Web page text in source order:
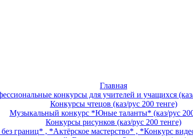
Главная
конкурсы для учителей и учащихся
Конкурсы чтецов (каз/рус 200 тенге)
Музыкальный конкурс *Юные таланты* (каз/рус
Конкурсы рисунков (каз/рус 200 тенге)
границ* , *Актёрское мастерство* , *Конкурс